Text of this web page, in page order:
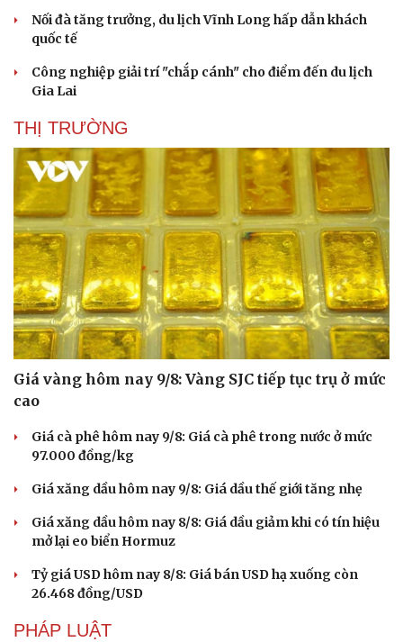
Du lịch
Tư vấn
Săn Tour
check-in
Podcast
Câu chuyện thời sự
Đọc truyện đêm khuya
Cửa sổ tình yêu
Kể chuyện cho bé
Hạt giống tâm hồn
Nối đà tăng trưởng, du lịch Vĩnh Long hấp dẫn khách
quốc tế
Công nghiệp giải trí "chắp cánh" cho điểm đến du lịch
Gia Lai
THỊ TRƯỜNG
Giá vàng hôm nay 9/8: Vàng SJC tiếp tục trụ ở mức
cao
Giá cà phê hôm nay 9/8: Giá cà phê trong nước ở mức
97.000 đồng/kg
Giá xăng dầu hôm nay 9/8: Giá dầu thế giới tăng nhẹ
Giá xăng dầu hôm nay 8/8: Giá dầu giảm khi có tín hiệu
mở lại eo biển Hormuz
Tỷ giá USD hôm nay 8/8: Giá bán USD hạ xuống còn
26.468 đồng/USD
PHÁP LUẬT